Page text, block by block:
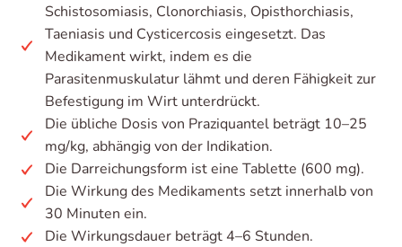
Schistosomiasis, Clonorchiasis, Opisthorchiasis,
Taeniasis und Cysticercosis eingesetzt. Das
Medikament wirkt, indem es die
Parasitenmuskulatur lähmt und deren Fähigkeit zur
Befestigung im Wirt unterdrückt.
Die übliche Dosis von Praziquantel beträgt 10–25
mg/kg, abhängig von der Indikation.
Die Darreichungsform ist eine Tablette (600 mg).
Die Wirkung des Medikaments setzt innerhalb von
30 Minuten ein.
Die Wirkungsdauer beträgt 4–6 Stunden.